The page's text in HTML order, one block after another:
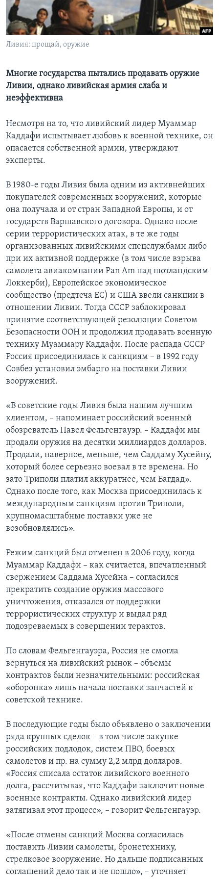
Learning English
СОЦИАЛЬНЫЕ СЕТИ
Языки
Ливия: прощай, оружие
Многие государства пытались продавать оружие
Ливии, однако ливийская армия слаба и
неэффективна
Несмотря на то, что ливийский лидер Муаммар
Каддафи испытывает любовь к военной технике, он
опасается собственной армии, утверждают
эксперты.
В 1980-е годы Ливия была одним из активнейших
покупателей современных вооружений, которые
она получала и от стран Западной Европы, и от
государств Варшавского договора. Однако после
серии террористических атак, в те же годы
организованных ливийскими спецслужбами либо
при их активной поддержке (в том числе взрыва
самолета авиакомпании Pan Am над шотландским
Локкерби), Европейское экономическое
сообщество (предтеча ЕС) и США ввели санкции в
отношении Ливии. Тогда СССР заблокировал
принятие соответствующей резолюции Советом
Безопасности ООН и продолжил продавать военную
технику Муаммару Каддафи. После распада СССР
Россия присоединилась к санкциям – в 1992 году
Совбез установил эмбарго на поставки Ливии
вооружений.
«В советские годы Ливия была нашим лучшим
клиентом, – напоминает российский военный
обозреватель Павел Фельгенгауэр. – Каддафи мы
продали оружия на десятки миллиардов долларов.
Продали, наверное, меньше, чем Саддаму Хусейну,
который более серьезно воевал в те времена. Но
зато Триполи платил аккуратнее, чем Багдад».
Однако после того, как Москва присоединилась к
международным санкциям против Триполи,
крупномасштабные поставки уже не
возобновлялись».
Режим санкций был отменен в 2006 году, когда
Муаммар Каддафи – как считается, впечатленный
свержением Саддама Хусейна – согласился
прекратить создание оружия массового
уничтожения, отказался от поддержки
террористических структур и выдал ряд
подозреваемых в совершении терактов.
По словам Фельгенгауэра, Россия не смогла
вернуться на ливийский рынок – объемы
контрактов были незначительными: российская
«оборонка» лишь начала поставки запчастей к
советской технике.
В последующие годы было объявлено о заключении
ряда крупных сделок – в том числе закупке
российских подлодок, систем ПВО, боевых
самолетов и пр. на сумму 2,2 млрд долларов.
«Россия списала остаток ливийского военного
долга, рассчитывая, что Каддафи заключит новые
военные контракты. Однако ливийский лидер
затягивал этот процесс», – говорит Фельгенгауэр.
«После отмены санкций Москва согласилась
поставить Ливии самолеты, бронетехнику,
стрелковое вооружение. Но дальше подписанных
соглашений дело так и не пошло», – уточняет